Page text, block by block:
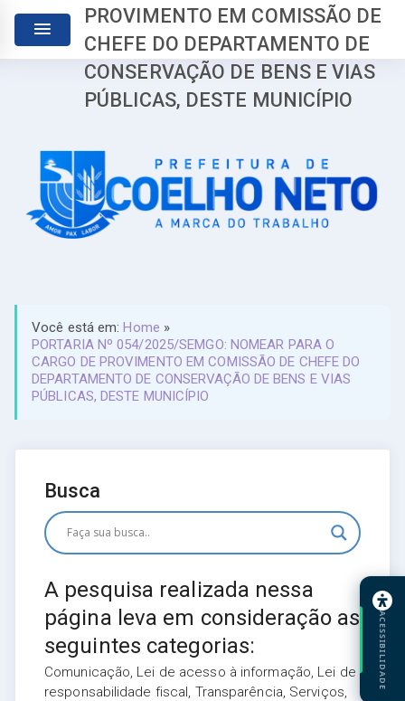
PROVIMENTO EM COMISSÃO DE
CHEFE DO DEPARTAMENTO DE
CONSERVAÇÃO DE BENS E VIAS
PÚBLICAS, DESTE MUNICÍPIO
Você está em:Home »
PORTARIA Nº 054/2025/SEMGO: NOMEAR PARA O
CARGO DE PROVIMENTO EM COMISSÃO DE CHEFE DO
DEPARTAMENTO DE CONSERVAÇÃO DE BENS E VIAS
PÚBLICAS, DESTE MUNICÍPIO
Busca
A pesquisa realizada nessa
página leva em consideração as
seguintes categorias:
Comunicação, Lei de acesso à informação, Lei de
responsabilidade fiscal, Transparência, Serviços,
ACESSIBILIDADE